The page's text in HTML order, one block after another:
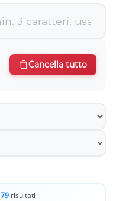
Cancella tutto
79risultati